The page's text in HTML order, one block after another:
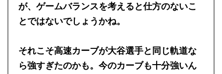
が、ゲームバランスを考えると仕方のないこ
とではないでしょうかね。
それこそ高速カーブが大谷選手と同じ軌道な
ら強すぎたのかも。今のカーブも十分強いん